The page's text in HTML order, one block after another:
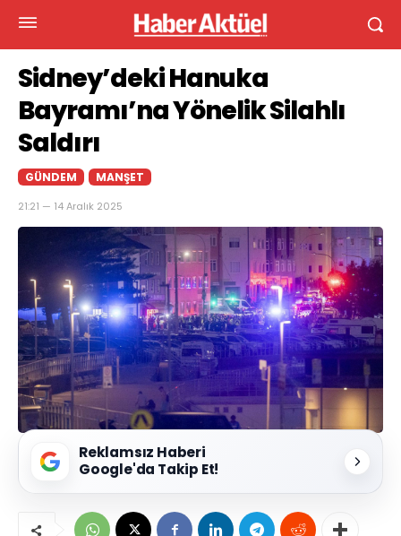
Sidney’deki Hanuka
Bayramı’na Yönelik Silahlı
Saldırı
GÜNDEM MANŞET
21:21 — 14 Aralık 2025
Reklamsız Haberi
Google'da Takip Et!